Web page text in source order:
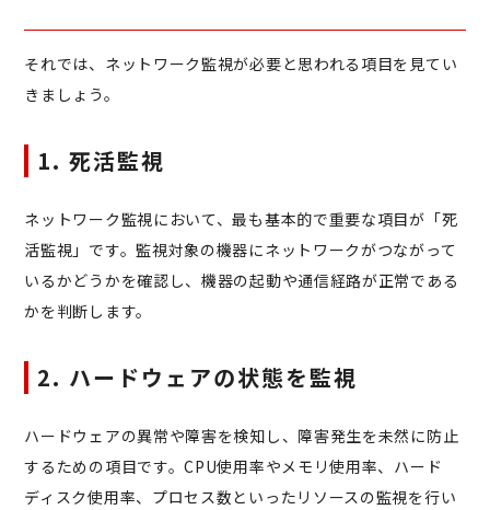
それでは、ネットワーク監視が必要と思われる項目を見てい
きましょう。
1. 死活監視
ネットワーク監視において、最も基本的で重要な項目が「死
活監視」です。監視対象の機器にネットワークがつながって
いるかどうかを確認し、機器の起動や通信経路が正常である
かを判断します。
2. ハードウェアの状態を監視
ハードウェアの異常や障害を検知し、障害発生を未然に防止
するための項目です。CPU使用率やメモリ使用率、ハード
ディスク使用率、プロセス数といったリソースの監視を行い